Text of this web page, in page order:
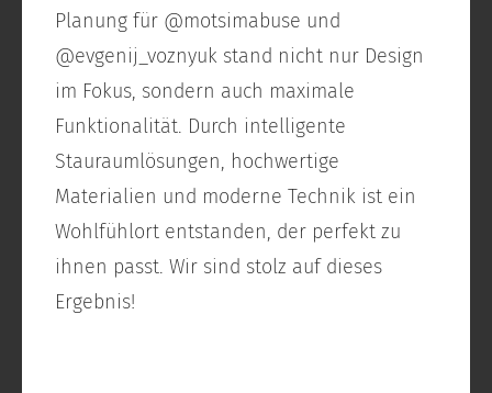
Planung für @motsimabuse und
@evgenij_voznyuk stand nicht nur Design
im Fokus, sondern auch maximale
Funktionalität. Durch intelligente
Stauraumlösungen, hochwertige
Materialien und moderne Technik ist ein
Wohlfühlort entstanden, der perfekt zu
ihnen passt. Wir sind stolz auf dieses
Ergebnis!